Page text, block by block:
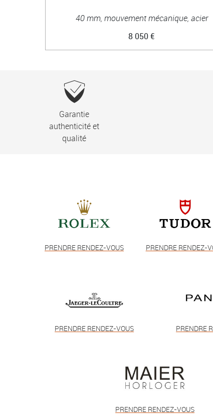
40 mm, mouvement mécanique, acier
8 050 €
Garantie
authenticité et
qualité
PRENDRE RENDEZ-VOUS PRENDRE RENDEZ-
PRENDRE RENDEZ-VOUS PRENDRE
PRENDRE RENDEZ-VOUS